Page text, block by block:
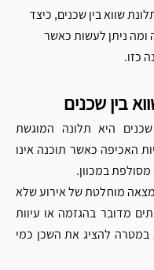
שווא בין שכנים, כיצד
ומה ניתן לעשות כאשר
כזו.
בין שכנים
מסולפת במכוון.